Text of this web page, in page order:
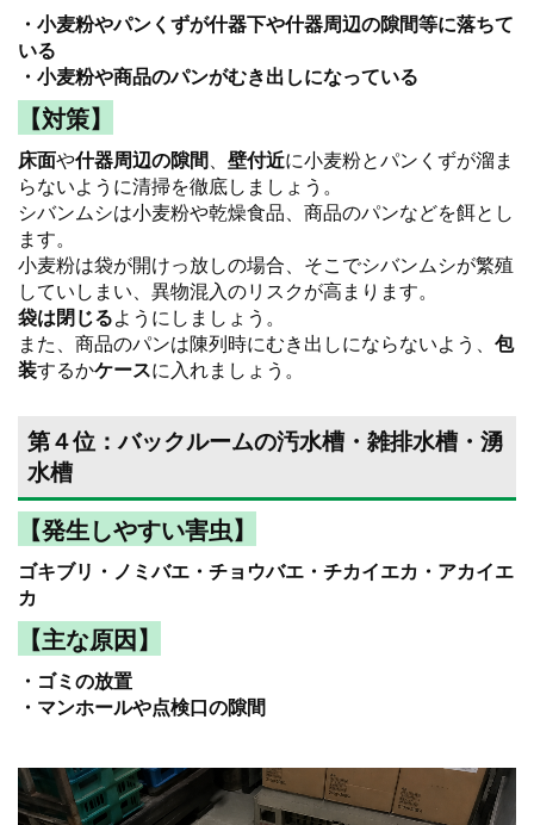
・小麦粉やパンくずが什器下や什器周辺の隙間等に落ちて
いる
・小麦粉や商品のパンがむき出しになっている
【対策】
床面や什器周辺の隙間、 壁付近に小麦粉とパンくずが溜ま
らないように清掃を徹底しましょう。
シバンムシは小麦粉や乾燥食品、商品のパンなどを餌とし
ます。
小麦粉は袋が開けっ放しの場合、そこでシバンムシが繁殖
していしまい、異物混入のリスクが高まります。
袋は閉じるようにしましょう。
また、商品のパンは陳列時にむき出しにならないよう、 包
装するかケースに入れましょう。
第４位：バックルームの汚水槽・雑排水槽・湧
水槽
【発生しやすい害虫】
ゴキブリ・ノミバエ・チョウバエ・チカイエカ・アカイエ
カ
【主な原因】
・ゴミの放置
・マンホールや点検口の隙間